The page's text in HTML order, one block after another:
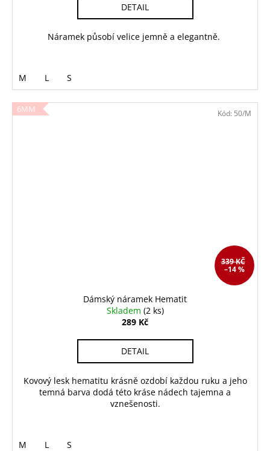
DETAIL
Náramek působí velice jemně a elegantně.
M L S
6MM
339 KČ
–14 %
Dámský náramek Hematit
Skladem (2 ks)
289 Kč
DETAIL
Kovový lesk hematitu krásně ozdobí každou ruku a jeho
temná barva dodá této kráse nádech tajemna a
vznešenosti.
M L S
Kód: 50/M